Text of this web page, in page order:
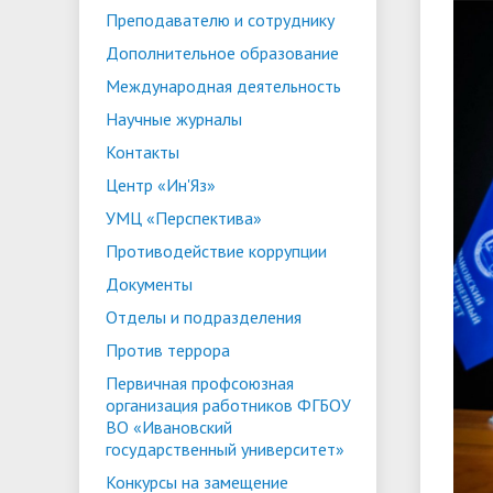
• Конкурсы на замещение
должностей
• Координационный центр ИвГУ • Вход
• Олимпиада "Большие надежды
малых городов"
ориентации и содействия
трудоустройству выпускников
«Карьера»
•
• Платные образовательные услуги
• Стипендии и меры поддержки
обучающихся
•
• Абитуриенту
•
• Организация питания в
образовательной организации
Преподавателю и сотруднику
Дополнительное образование
Международная деятельность
Научные журналы
Контакты
Центр «Ин'Яз»
УМЦ «Перспектива»
Противодействие коррупции
Документы
Отделы и подразделения
Против террора
Первичная профсоюзная
организация работников ФГБОУ
ВО «Ивановский
государственный университет»
Конкурсы на замещение